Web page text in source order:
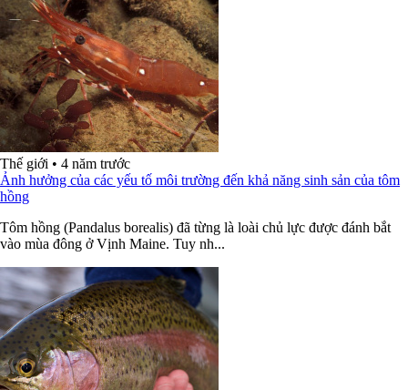
Thế giới • 4 năm trước
Ảnh hưởng của các yếu tố môi trường đến khả năng sinh sản của tôm
hồng
Tôm hồng (Pandalus borealis) đã từng là loài chủ lực được đánh bắt
vào mùa đông ở Vịnh Maine. Tuy nh...